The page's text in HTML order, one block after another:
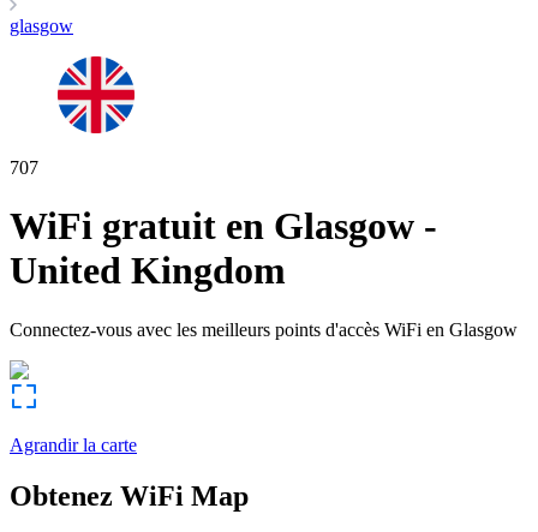
glasgow
707
WiFi gratuit en Glasgow -
United Kingdom
Connectez-vous avec les meilleurs points d'accès WiFi en Glasgow
Agrandir la carte
Obtenez WiFi Map